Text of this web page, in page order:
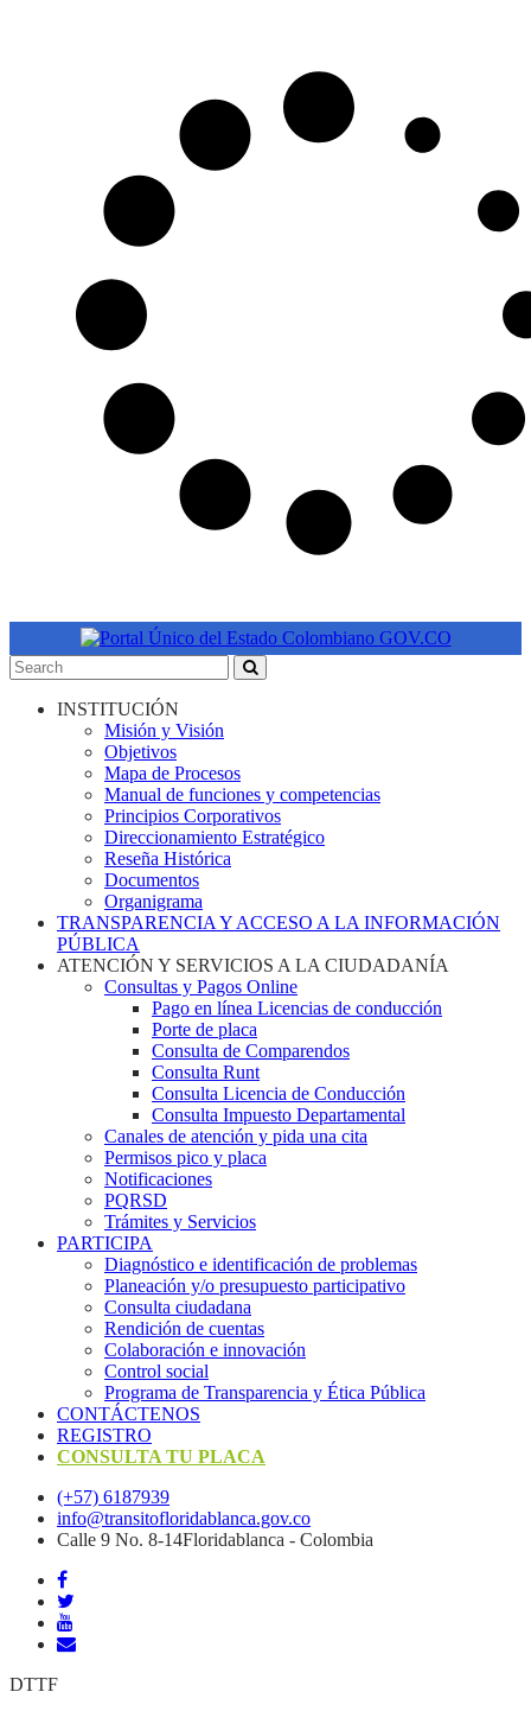
INSTITUCIÓN
Misión y Visión
Objetivos
Mapa de Procesos
Manual de funciones y competencias
Principios Corporativos
Direccionamiento Estratégico
Reseña Histórica
Documentos
Organigrama
TRANSPARENCIA Y ACCESO A LA INFORMACIÓN
PÚBLICA
ATENCIÓN Y SERVICIOS A LA CIUDADANÍA
Consultas y Pagos Online
Pago en línea Licencias de conducción
Porte de placa
Consulta de Comparendos
Consulta Runt
Consulta Licencia de Conducción
Consulta Impuesto Departamental
Canales de atención y pida una cita
Permisos pico y placa
Notificaciones
PQRSD
Trámites y Servicios
PARTICIPA
Diagnóstico e identificación de problemas
Planeación y/o presupuesto participativo​
Consulta ciudadana
Rendición de cuentas
Colaboración e innovación
Control social
Programa de Transparencia y Ética Pública
CONTÁCTENOS
REGISTRO
CONSULTA TU PLACA
(+57) 6187939
info@transitofloridablanca.gov.co
Calle 9 No. 8-14Floridablanca - Colombia
DTTF